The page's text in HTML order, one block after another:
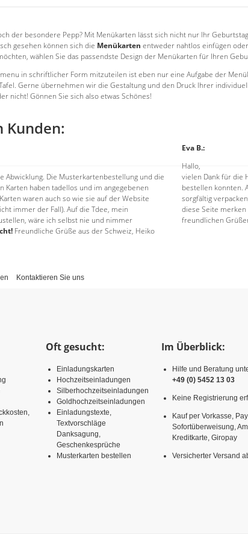
der besondere Pepp? Mit Menükarten lässt sich nicht nur Ihr
gesehen können sich die Menükarten entweder nahtlos einfügen
wählen Sie das passendste Design der Menükarten für Ihren
in schriftlicher Form mitzuteilen ist eben nur eine Aufgabe der
Gerne übernehmen wir die Gestaltung und den Druck Ihrer
nicht! Gönnen Sie sich also etwas Schönes!
Kunden:
Abwicklung. Die Musterkartenbestellung und die
Karten haben tadellos und im angegebenen
waren auch so wie sie auf der Website
immer der Fall). Auf die Tdee, mein
wäre ich selbst nie und nimmer
Freundliche Grüße aus der Schweiz, Heiko
Eva B.:
Hallo,
vielen Dank für die
bestellen konnten.
sorgfältig
diese Seite
freundlichen
Kontaktieren Sie uns
Oft gesucht:
Einladungskarten
Hochzeitseinladungen
Silberhochzeitseinladungen
Goldhochzeitseinladungen
Einladungstexte,
Textvorschläge
Danksagung,
Geschenkesprüche
Musterkarten bestellen
Im Überblick:
Hilfe und Beratung
+49 (0) 5452 13 03
Keine Registrierung
Kauf per Vorkasse,
Sofortüberweisung,
Kreditkarte, Giropay
Versicherter Versand